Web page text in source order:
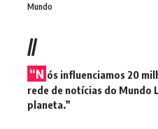
Mundo
//
“N ós influenciamos 20
rede de notícias do Mundo
planeta.”